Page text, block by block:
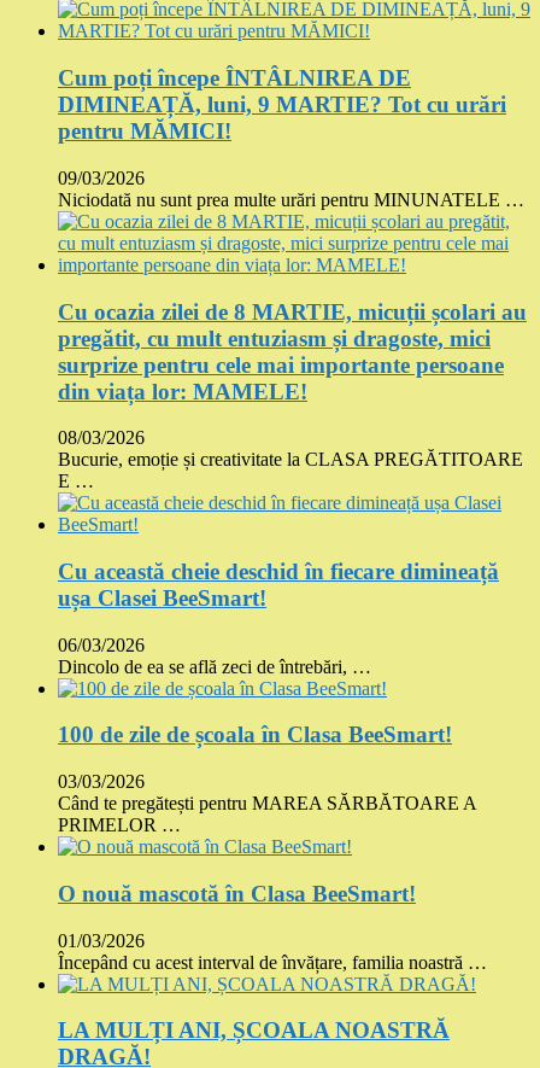
Cum poți începe ÎNTÂLNIREA DE
DIMINEAȚĂ, luni, 9 MARTIE? Tot cu urări
pentru MĂMICI!
09/03/2026
Niciodată nu sunt prea multe urări pentru MINUNATELE …
Cu ocazia zilei de 8 MARTIE, micuții școlari au
pregătit, cu mult entuziasm și dragoste, mici
surprize pentru cele mai importante persoane
din viața lor: MAMELE!
08/03/2026
Bucurie, emoție și creativitate la CLASA PREGĂTITOARE
E …
Cu această cheie deschid în fiecare dimineață
ușa Clasei BeeSmart!
06/03/2026
Dincolo de ea se află zeci de întrebări, …
100 de zile de școala în Clasa BeeSmart!
03/03/2026
Când te pregătești pentru MAREA SĂRBĂTOARE A
PRIMELOR …
O nouă mascotă în Clasa BeeSmart!
01/03/2026
Începând cu acest interval de învățare, familia noastră …
LA MULȚI ANI, ȘCOALA NOASTRĂ
DRAGĂ!